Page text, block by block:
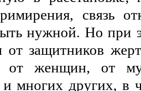
связь
нужной. Но при
от защитников
от женщин, от
и многих других, в